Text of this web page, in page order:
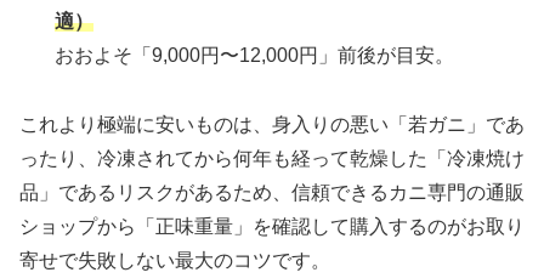
適）
おおよそ「9,000円〜12,000円」前後が目安。
これより極端に安いものは、身入りの悪い「若ガニ」であ
ったり、冷凍されてから何年も経って乾燥した「冷凍焼け
品」であるリスクがあるため、信頼できるカニ専門の通販
ショップから「正味重量」を確認して購入するのがお取り
寄せで失敗しない最大のコツです。